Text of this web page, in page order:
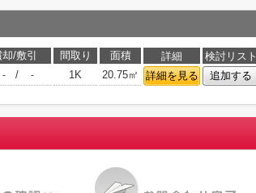
/敷引 間取り 面積 詳細
検討リスト
- / - 1K 20.75㎡ 詳細を見る 追加する